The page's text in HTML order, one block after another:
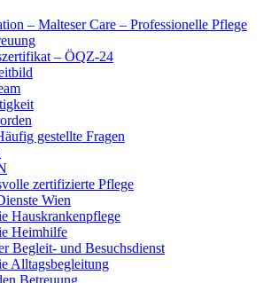
– Malteser Care – Professionelle Pflege
– ÖQZ-24
gestellte Fragen
zertifizierte Pflege
Wien
Hauskrankenpflege
Heimhilfe
Begleit- und Besuchsdienst
Alltagsbegleitung
Betreuung